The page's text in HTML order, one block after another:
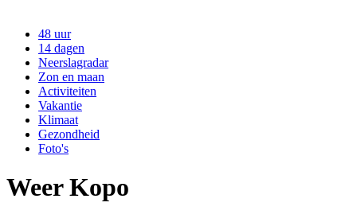
48 uur
14 dagen
Neerslagradar
Zon en maan
Activiteiten
Vakantie
Klimaat
Gezondheid
Foto's
Weer Kopo